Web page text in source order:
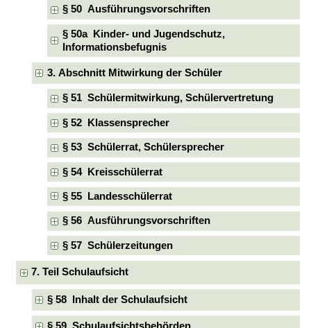
§ 50 Ausführungsvorschriften
§ 50a Kinder- und Jugendschutz,
Informationsbefugnis
3. Abschnitt Mitwirkung der Schüler
§ 51 Schülermitwirkung, Schülervertretung
§ 52 Klassensprecher
§ 53 Schülerrat, Schülersprecher
§ 54 Kreisschülerrat
§ 55 Landesschülerrat
§ 56 Ausführungsvorschriften
§ 57 Schülerzeitungen
7. Teil Schulaufsicht
§ 58 Inhalt der Schulaufsicht